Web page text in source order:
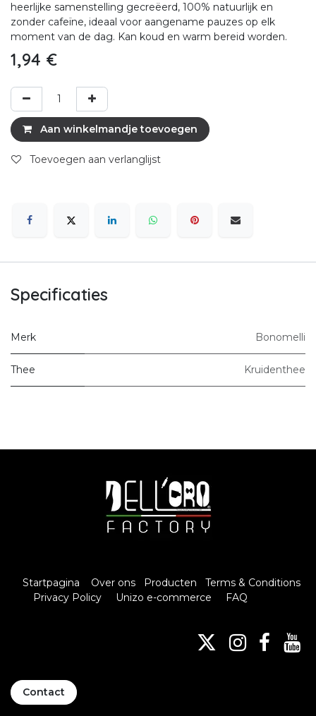
heerlijke samenstelling gecreëerd, 100% natuurlijk en
zonder cafeïne, ideaal voor aangename pauzes op elk
moment van de dag. Kan koud en warm bereid worden.
1,94 €
Aan winkelmandje toevoegen
Toevoegen aan verlanglijst
Specificaties
Merk Bonomelli
Thee Kruidenthee
Startpagina Over ons Producten
Terms & Conditions
Privacy Policy
Unizo e-commerce FAQ
Contact